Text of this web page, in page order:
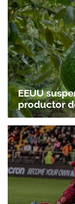
EEUU
productor